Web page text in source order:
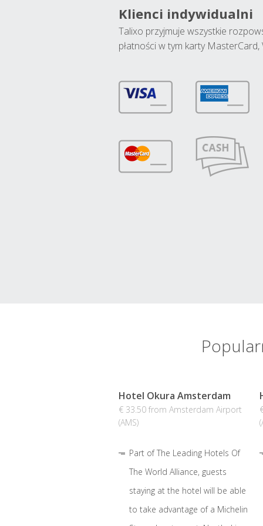
Klienci indywidualni
Talixo przyjmuje wszystkie
płatności w tym karty
Hotel Okura Amsterdam
€ 33.50 from Amsterdam Airport
(AMS)
Part of The Leading Hotels Of
The World Alliance, guests
staying at the hotel will be able
to take advantage of a Michelin